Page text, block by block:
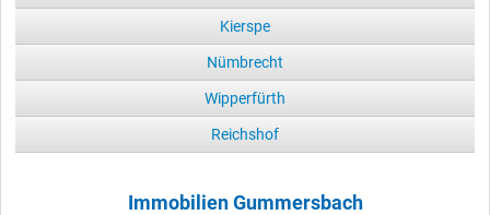
Kierspe
Nümbrecht
Wipperfürth
Reichshof
Immobilien Gummersbach